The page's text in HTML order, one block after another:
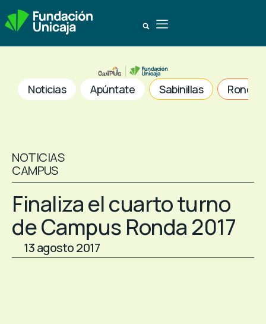
Noticias Apúntate Sabinillas Ronda
NOTICIAS
CAMPUS
Finaliza el cuarto turno
de Campus Ronda 2017
13 agosto 2017